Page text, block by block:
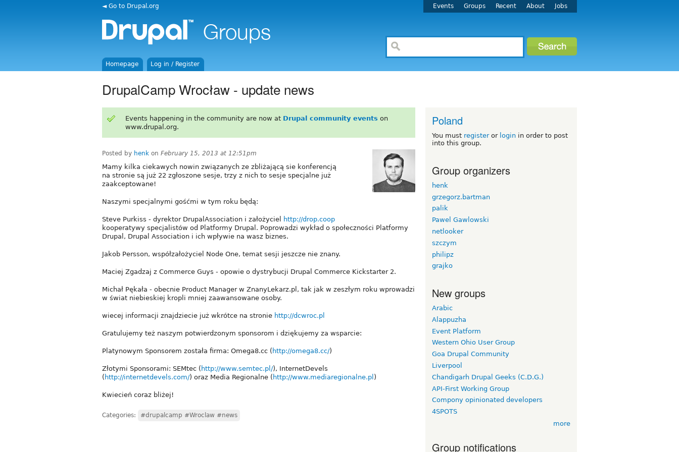
◄ Go to Drupal.org Events Groups Recent About Jobs
Homepage Log in / Register
DrupalCamp Wrocław - update news
Events happening in the community are now at Drupal community events on
www.drupal.org.
Posted by henk on February 15, 2013 at 12:51pm
Mamy kilka ciekawych nowin związanych ze zbliżającą sie konferencją
na stronie są już 22 zgłoszone sesje, trzy z nich to sesje specjalne już
zaakceptowane!
Naszymi specjalnymi gośćmi w tym roku będą:
Steve Purkiss - dyrektor DrupalAssociation i założyciel
http://drop.coop
kooperatywy specjalistów od Platformy Drupal. Poprowadzi wykład o społeczności Platformy
Drupal, Drupal Association i ich wpływie na wasz biznes.
Jakob Persson, współzałożyciel Node One, temat sesji jeszcze nie znany.
Maciej Zgadzaj z Commerce Guys - opowie o dystrybucji Drupal Commerce Kickstarter 2.
Michał Pękała - obecnie Product Manager w ZnanyLekarz.pl, tak jak w zeszłym roku wprowadzi
w świat niebieskiej kropli mniej zaawansowane osoby.
wiecej informacji znajdziecie już wkrótce na stronie http://dcwroc.pl
Gratulujemy też naszym potwierdzonym sponsorom i dziękujemy za wsparcie:
Platynowym Sponsorem została firma: Omega8.cc ( http://omega8.cc/)
Złotymi Sponsorami: SEMtec ( http://www.semtec.pl/), InternetDevels
( http://internetdevels.com/) oraz Media Regionalne ( http://www.mediaregionalne.pl )
Kwiecień coraz bliżej!
Categories: #drupalcamp #Wroclaw #news
Poland
You must registeror login in order to post
into this group.
Group organizers
henk
grzegorz.bartman
palik
Pawel Gawlowski
netlooker
szczym
philipz
grajko
New groups
Arabic
Alappuzha
Event Platform
Western Ohio User Group
Goa Drupal Community
Liverpool
Chandigarh Drupal Geeks (C.D.G.)
API-First Working Group
Compony opinionated developers
4SPOTS
more
Group notifications